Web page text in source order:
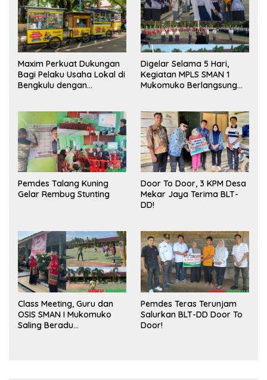
Maxim Perkuat Dukungan
Bagi Pelaku Usaha Lokal di
Bengkulu dengan
Pasar
Digelar Selama 5 Hari,
Kegiatan MPLS SMAN 1
Mukomuko Berlangsung
Pemdes Talang Kuning
Gelar Rembug Stunting
Door To Door, 3 KPM Desa
Mekar Jaya Terima BLT-
DD!
Class Meeting, Guru dan
OSIS SMAN I Mukomuko
Saling Beradu
Pemdes Teras Terunjam
Salurkan BLT-DD Door To
Door!